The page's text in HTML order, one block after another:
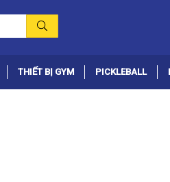
THIẾT BỊ GYM PICKLEBALL